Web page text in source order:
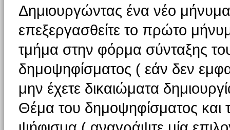
Δημιουργώντας ένα νέο
επεξεργασθείτε το πρώτο
τμήμα στην φόρμα σύνταξης
δημοψηφίσματος ( εάν δεν
μην έχετε δικαιώματα
Θέμα του δημοψηφίσματος και